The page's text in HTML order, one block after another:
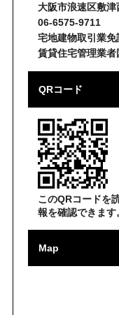
大阪市浪速区敷
06-6575-9711
宅地建物取引業
賃貸住宅管理業
QRコード
このQRコードを
報を確認できます
Map